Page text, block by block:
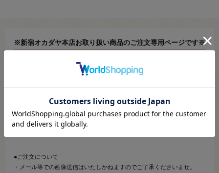
※新宿オカダヤ本店お取り扱い商品のご注文専用ページです※
をご確認いただいた上でご注文いただけるページです。
また、詳細につきましてのご案内、ご相談もオンラインショップ窓
口では承っておりません。
併せて下記のご説明事項につきましてもご確認、ご了承の上、ご注
文いただきますようお願いいたします。
●ご注文について
・メール等での画像送信はいたしかねますのでご了承くださいませ。